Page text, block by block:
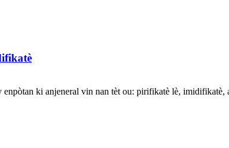
ki anjeneral vin nan tèt ou: pirifikatè lè,